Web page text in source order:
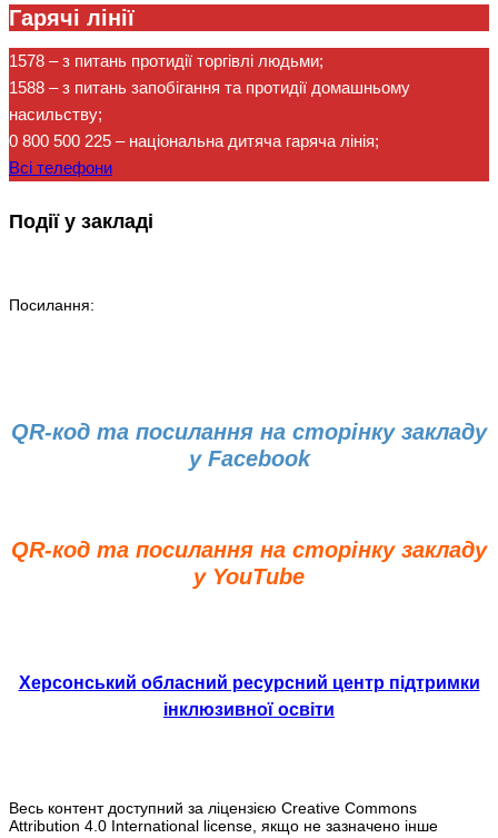
Гарячі лінії
1578 – з питань протидії торгівлі людьми;
1588 – з питань запобігання та протидії домашньому
насильству;
0 800 500 225 – національна дитяча гаряча лінія;
Всі телефони
Події у закладі
Посилання:
QR-код та посилання на сторінку закладу
у Facebook
QR-код та посилання на сторінку закладу
у YouTube
Херсонський обласний ресурсний центр підтримки
інклюзивної освіти
Весь контент доступний за ліцензією Creative Commons
Attribution 4.0 International license, якщо не зазначено інше